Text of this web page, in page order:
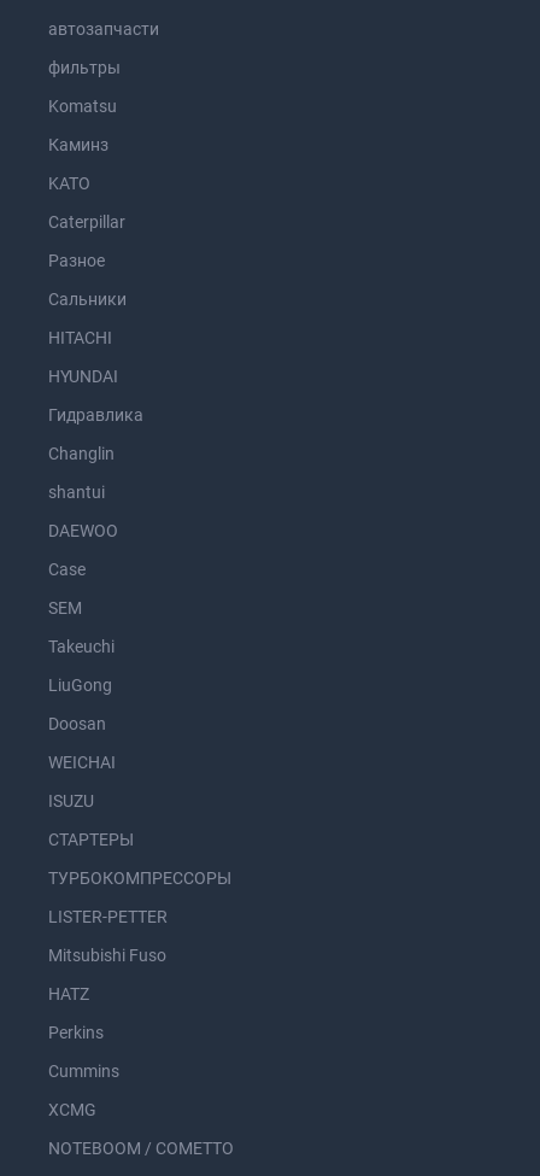
автозапчасти
фильтры
Komatsu
Каминз
KATO
Caterpillar
Разное
Сальники
HITACHI
HYUNDAI
Гидравлика
Changlin
shantui
DAEWOO
Case
SEM
Takeuchi
LiuGong
Doosan
WEICHAI
ISUZU
СТАРТЕРЫ
ТУРБОКОМПРЕССОРЫ
LISTER-PETTER
Mitsubishi Fuso
HATZ
Perkins
Cummins
XCMG
NOTEBOOM / COMETTO